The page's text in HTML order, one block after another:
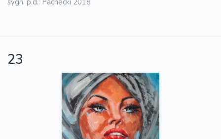
sygn. p.d.: Pachecki 2018
23